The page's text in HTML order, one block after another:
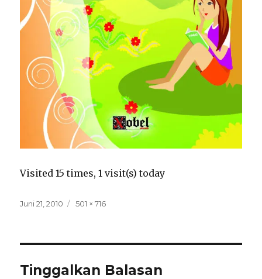
Visited 15 times, 1 visit(s) today
Posted
Juni 21, 2010
Full
501 × 716
Tinggalkan Balasan